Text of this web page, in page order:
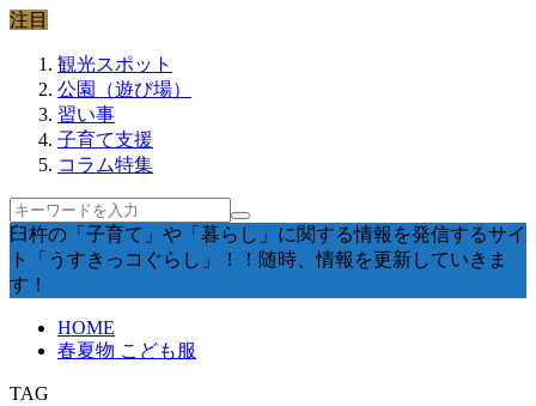
注目
観光スポット
公園（遊び場）
習い事
子育て支援
コラム特集
臼杵の「子育て」や「暮らし」に関する情報を発信するサイ
ト「うすきっコぐらし」！！随時、情報を更新していきま
す！
HOME
春夏物 こども服
TAG